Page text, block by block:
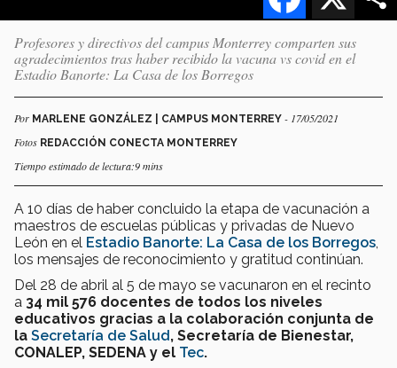
Profesores y directivos del campus Monterrey comparten sus
agradecimientos tras haber recibido la vacuna vs covid en el
Estadio Banorte: La Casa de los Borregos
Por MARLENE GONZÁLEZ | CAMPUS MONTERREY - 17/05/2021
Fotos REDACCIÓN CONECTA MONTERREY
Tiempo estimado de lectura:9 mins
A 10 días de haber concluido la etapa de vacunación a
maestros de escuelas públicas y privadas de Nuevo
León en el Estadio Banorte: La Casa de los Borregos
los mensajes de reconocimiento y gratitud continúan.
Del 28 de abril al 5 de mayo se vacunaron en el recinto
a 34 mil 576 docentes de todos los niveles
educativos gracias a la colaboración conjunta de
la Secretaría de Salud, Secretaría de Bienestar,
CONALEP, SEDENA y el Tec.